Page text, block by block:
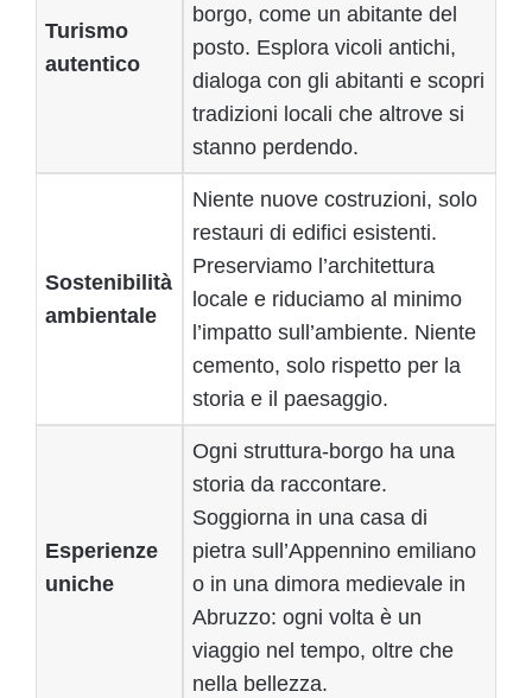
Turismo
autentico
borgo, come un abitante del
posto. Esplora vicoli antichi,
dialoga con gli abitanti e scopri
tradizioni locali che altrove si
stanno perdendo.
Sostenibilità
ambientale
Niente nuove costruzioni, solo
restauri di edifici esistenti.
Preserviamo l’architettura
locale e riduciamo al minimo
l’impatto sull’ambiente. Niente
cemento, solo rispetto per la
storia e il paesaggio.
Esperienze
uniche
Ogni struttura-borgo ha una
storia da raccontare.
Soggiorna in una casa di
pietra sull’Appennino emiliano
o in una dimora medievale in
Abruzzo: ogni volta è un
viaggio nel tempo, oltre che
nella bellezza.